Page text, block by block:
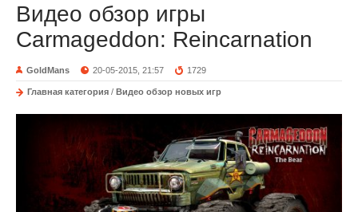
Видео обзор игры
Carmageddon: Reincarnation
GoldMans 20-05-2015, 21:57 1729
Главная категория / Видео обзор новых игр